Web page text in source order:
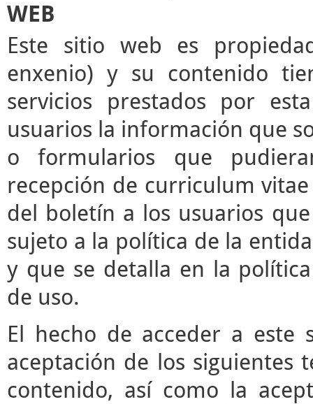
WEB
Este sitio web es
enxenio) y su contenido
servicios prestados por
usuarios la información que
o formularios que
recepción de curriculum
del boletín a los usuarios
sujeto a la política de la
y que se detalla en la
de uso.
El hecho de acceder a
aceptación de los siguientes
contenido, así como la